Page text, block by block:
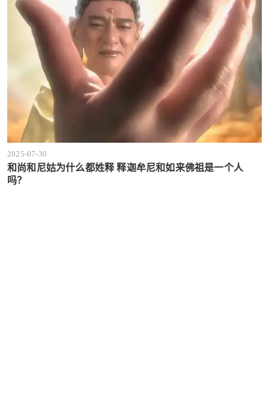
2025-07-30
和尚和尼姑为什么都姓释 释迦牟尼和如来佛祖是一个人
吗？